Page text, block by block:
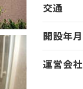
交通
開設年月
運営会社